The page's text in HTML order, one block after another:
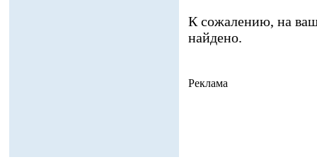
К сожалению, на
найдено.
Реклама